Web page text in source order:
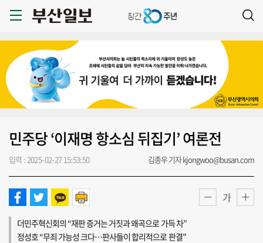
민주당 ‘이재명 항소심 뒤집기’ 여론전
입력 : 2025-02-27 15:53:50 김종우 기자 kjongwoo@busan.com
가
더민주혁신회의 “재판 증거는 거짓과 왜곡으로 가득 차”
정성호 “무죄 가능성 크다…판사들이 합리적으로 판결”